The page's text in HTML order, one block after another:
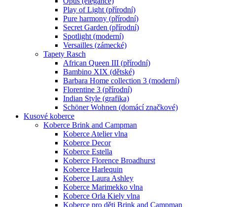
Play of Light (přírodní)
Pure harmony (přírodní)
Secret Garden (přírodní)
Spotlight (moderní)
Versailles (zámecké)
Tapety Rasch
African Queen III (přírodní)
Bambino XIX (dětské)
Barbara Home collection 3 (moderní)
Florentine 3 (přírodní)
Indian Style (grafika)
Schöner Wohnen (domácí značkové)
Kusové koberce
Koberce Brink and Campman
Koberce Atelier vlna
Koberce Decor
Koberce Estella
Koberce Florence Broadhurst
Koberce Harlequin
Koberce Laura Ashley
Koberce Marimekko vlna
Koberce Orla Kiely vlna
Koberce pro děti Brink and Campman